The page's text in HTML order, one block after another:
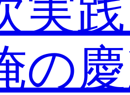
の